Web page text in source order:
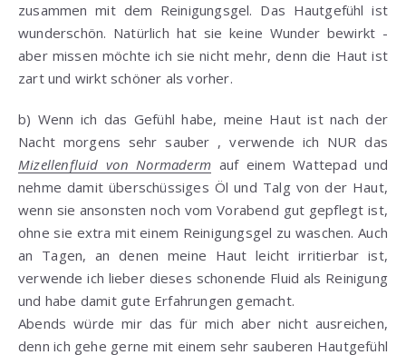
zusammen mit dem Reinigungsgel. Das Hautgefühl ist
wunderschön. Natürlich hat sie keine Wunder bewirkt -
aber missen möchte ich sie nicht mehr, denn die Haut ist
zart und wirkt schöner als vorher.
b) Wenn ich das Gefühl habe, meine Haut ist nach der
Nacht morgens sehr sauber , verwende ich NUR das
Mizellenfluid von Normaderm auf einem Wattepad und
nehme damit überschüssiges Öl und Talg von der Haut,
wenn sie ansonsten noch vom Vorabend gut gepflegt ist,
ohne sie extra mit einem Reinigungsgel zu waschen. Auch
an Tagen, an denen meine Haut leicht irritierbar ist,
verwende ich lieber dieses schonende Fluid als Reinigung
und habe damit gute Erfahrungen gemacht.
Abends würde mir das für mich aber nicht ausreichen,
denn ich gehe gerne mit einem sehr sauberen Hautgefühl